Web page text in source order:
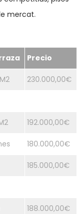
mercat.
Precio
230.000,00€
192.000,00€
180.000,00€
185.000,00€
188.000,00€